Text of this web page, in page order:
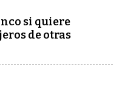
si quiere
de otras